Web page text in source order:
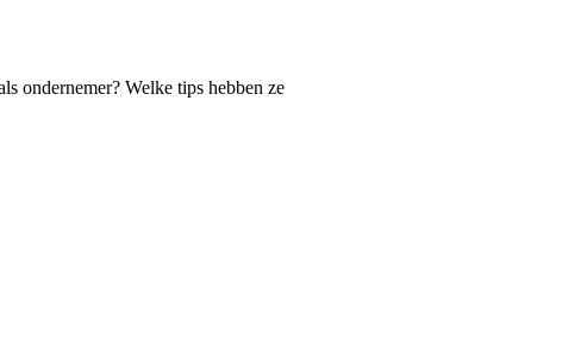
ondernemer? Welke tips hebben ze